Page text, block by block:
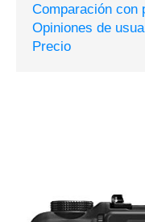
Comparación con
Opiniones de
Precio